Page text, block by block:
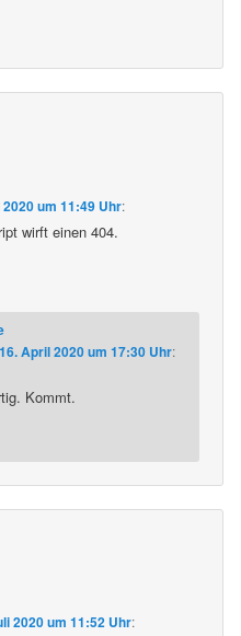
um 11:49 Uhr:
wirft einen 404.
16. April 2020 um 17:30 Uhr:
Kommt.
2020 um 11:52 Uhr: